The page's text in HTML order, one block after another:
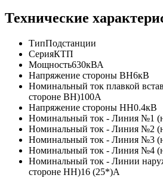
Технические
ТипПодстанции
СерияКТП
Мощность630кВА
Напряжение стороны ВН6кВ
Номинальный ток плавкой
стороне ВН)100А
Напряжение стороны НН0.4кВ
Номинальный ток - Линия №1
Номинальный ток - Линия №2
Номинальный ток - Линия №3
Номинальный ток - Линия №4
Номинальный ток - Линии
стороне НН)16 (25*)А